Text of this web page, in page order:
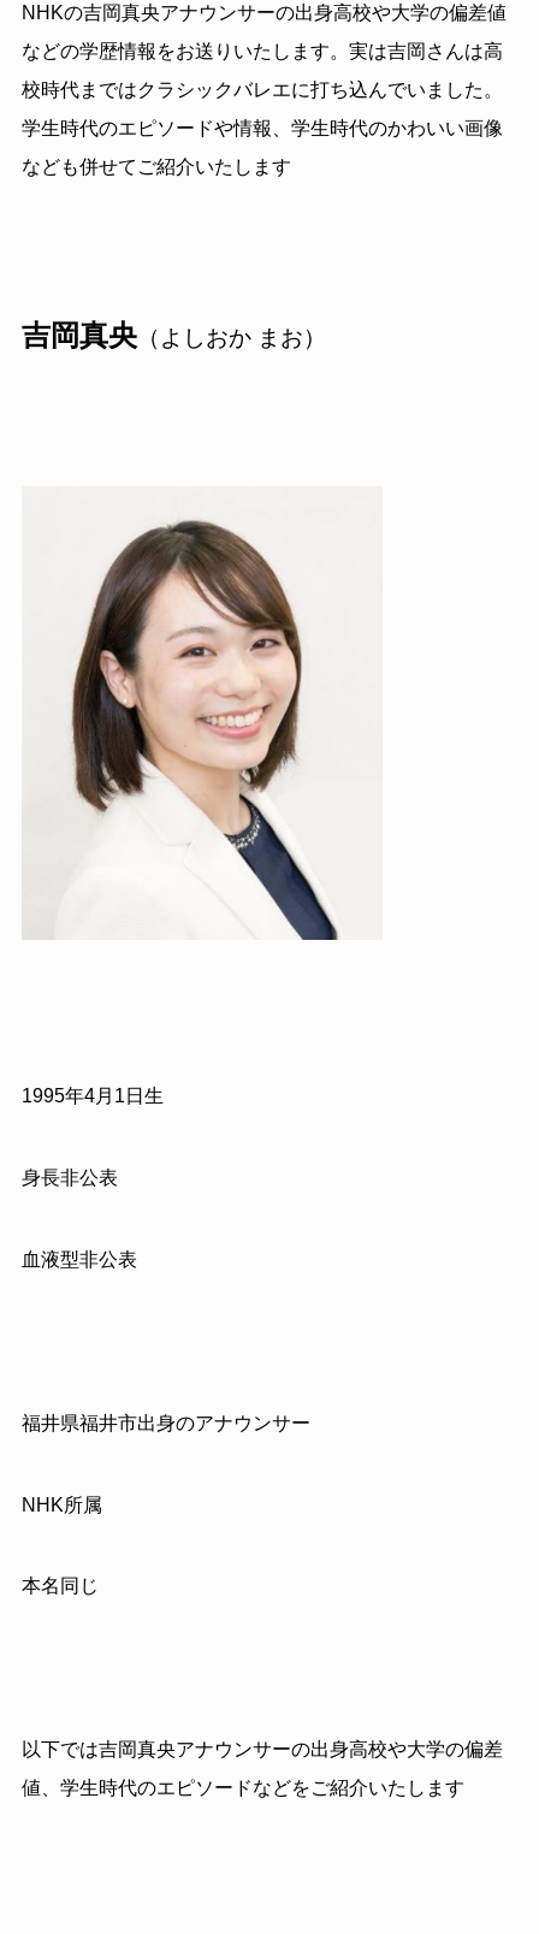
NHKの吉岡真央アナウンサーの出身高校や大学の偏差値
などの学歴情報をお送りいたします。実は吉岡さんは高
校時代まではクラシックバレエに打ち込んでいました。
学生時代のエピソードや情報、学生時代のかわいい画像
なども併せてご紹介いたします
吉岡真央（よしおか まお）
1995年4月1日生
身長非公表
血液型非公表
福井県福井市出身のアナウンサー
NHK所属
本名同じ
以下では吉岡真央アナウンサーの出身高校や大学の偏差
値、学生時代のエピソードなどをご紹介いたします